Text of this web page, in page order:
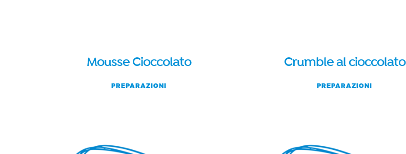
Mousse Cioccolato
PREPARAZIONI
Crumble al cioccolato
PREPARAZIONI